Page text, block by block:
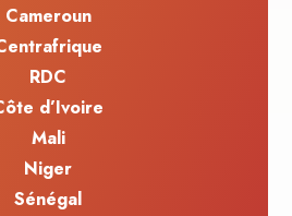
Cameroun
RDC
d’Ivoire
Mali
Niger
Sénégal